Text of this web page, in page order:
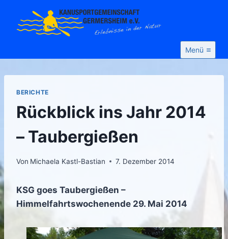
Inhalt
springen
Menü
BERICHTE
Rückblick ins Jahr 2014
– Taubergießen
Von Michaela Kastl-Bastian 7. Dezember 2014
KSG goes Taubergießen –
Himmelfahrtswochenende 29. Mai 2014